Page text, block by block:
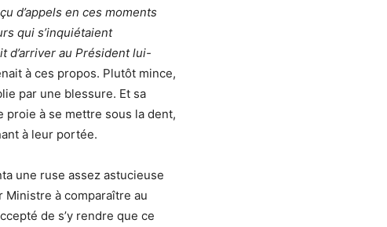
d’appels en ces moments
qui s’inquiétaient
d’arriver au Président lui-
à ces propos. Plutôt mince,
par une blessure. Et sa
proie à se mettre sous la dent,
à leur portée.
une ruse assez astucieuse
Ministre à comparaître au
de s’y rendre que ce